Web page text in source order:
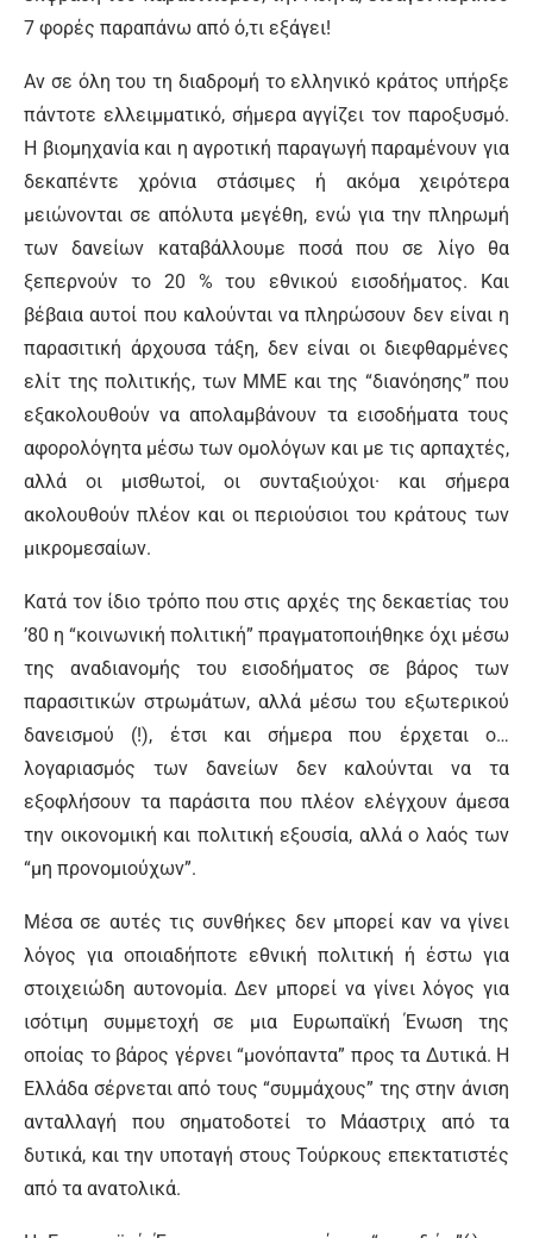
7 φορές παραπάνω από ό,τι εξάγει!
Αν σε όλη του τη διαδρομή το ελληνικό κράτος υπήρξε
πάντοτε ελλειμματικό, σήμερα αγγίζει τον παροξυσμό.
Η βιομηχανία και η αγροτική παραγωγή παραμένουν για
δεκαπέντε χρόνια στάσιμες ή ακόμα χειρότερα
μειώνονται σε απόλυτα μεγέθη, ενώ για την πληρωμή
των δανείων καταβάλλουμε ποσά που σε λίγο θα
ξεπερνούν το 20 % του εθνικού εισοδήματος. Και
βέβαια αυτοί που καλούνται να πληρώσουν δεν είναι η
παρασιτική άρχουσα τάξη, δεν είναι οι διεφθαρμένες
ελίτ της πολιτικής, των ΜΜΕ και της “διανόησης” που
εξακολουθούν να απολαμβάνουν τα εισοδήματα τους
αφορολόγητα μέσω των ομολόγων και με τις αρπαχτές,
αλλά οι μισθωτοί, οι συνταξιούχοι· και σήμερα
ακολουθούν πλέον και οι περιούσιοι του κράτους των
μικρομεσαίων.
Κατά τον ίδιο τρόπο που στις αρχές της δεκαετίας του
’80 η “κοινωνική πολιτική” πραγματοποιήθηκε όχι μέσω
της αναδιανομής του εισοδήματος σε βάρος των
παρασιτικών στρωμάτων, αλλά μέσω του εξωτερικού
δανεισμού (!), έτσι και σήμερα που έρχεται ο…
λογαριασμός των δανείων δεν καλούνται να τα
εξοφλήσουν τα παράσιτα που πλέον ελέγχουν άμεσα
την οικονομική και πολιτική εξουσία, αλλά ο λαός των
“μη προνομιούχων”.
Μέσα σε αυτές τις συνθήκες δεν μπορεί καν να γίνει
λόγος για οποιαδήποτε εθνική πολιτική ή έστω για
στοιχειώδη αυτονομία. Δεν μπορεί να γίνει λόγος για
ισότιμη συμμετοχή σε μια Ευρωπαϊκή Ένωση της
οποίας το βάρος γέρνει “μονόπαντα” προς τα Δυτικά. Η
Ελλάδα σέρνεται από τους “συμμάχους” της στην άνιση
ανταλλαγή που σηματοδοτεί το Μάαστριχ από τα
δυτικά, και την υποταγή στους Τούρκους επεκτατιστές
από τα ανατολικά.